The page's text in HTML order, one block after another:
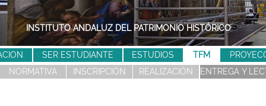
PATRONATO DE LA ALHAMBRA Y GENERALIFE
SER ESTUDIANTE ESTUDIOS TFM
NORMATIVA
INSCRIPCIÓN REALIZACIÓN ENTREGA Y